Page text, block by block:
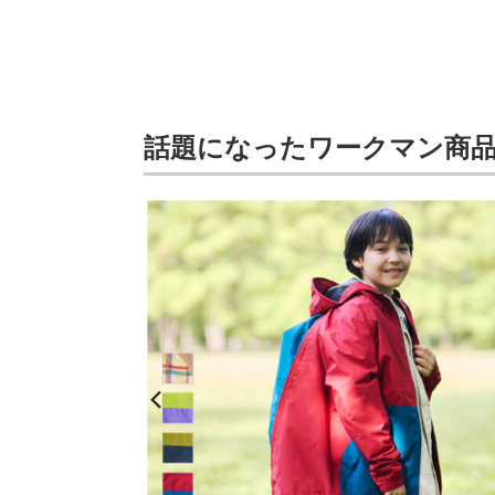
話題になったワークマン商